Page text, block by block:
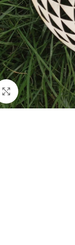
Cliquez pour